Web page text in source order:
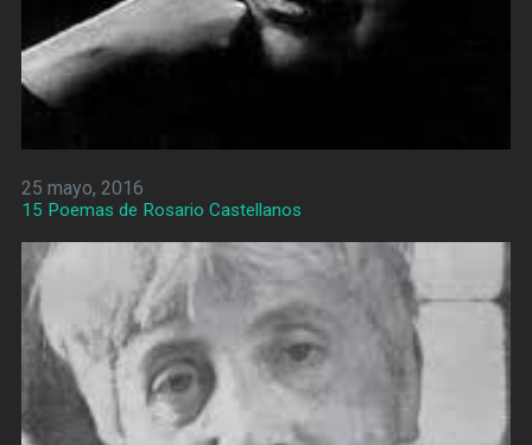
25 mayo, 2016
15 Poemas de Rosario Castellanos